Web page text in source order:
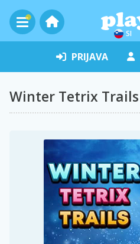
SI
PRIJAVA
Winter Tetrix Trails